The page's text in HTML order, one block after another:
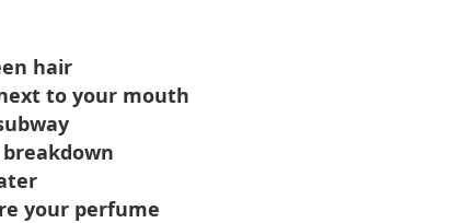
hair
to your mouth
your perfume